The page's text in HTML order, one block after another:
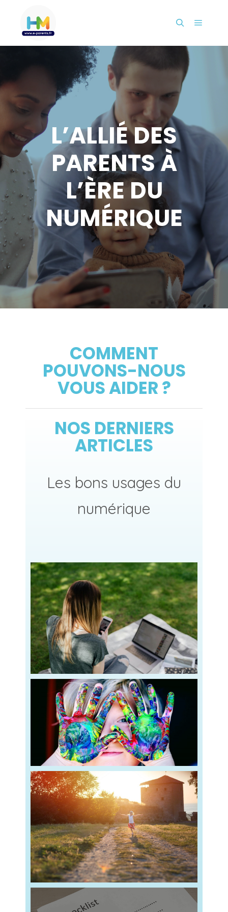
L’ALLIÉ DES
PARENTS À
L’ÈRE DU
NUMÉRIQUE
COMMENT
POUVONS-NOUS
VOUS AIDER ?
NOS DERNIERS
ARTICLES
Les bons usages du
numérique
Gérer les écrans avec vos ados :
persévérez et inspirez !
Les écrans occupent désormais une place
centrale dans notre quotidien, et ce depuis
plusieurs années. Contrairement à leurs parents,
les adolescents appartiennent à une génération
Read more
Fiches d’activités pour les enfants de 0
à 6 ans
Pour accompagner le développement
harmonieux des enfants de 0 à 6 ans, il est
essentiel de proposer des activités adaptées à
chaque étape de leurRead more
Ressources d’activités numérique sans
écran pour les enfants de 4 à 6 ans
Comment initier votre enfant de 4 à 6 ans au
numérique… sans écran ?Découvrez une sélection
d’activités ludiques, interactives et adaptées aux
plus jeunes pourRead more
Read more